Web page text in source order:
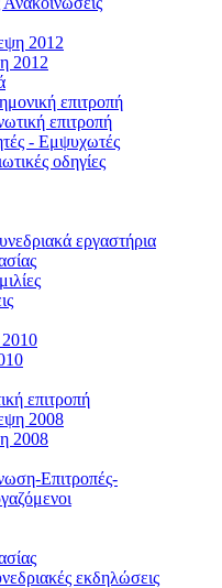
2012
2012
επιτροπή
επιτροπή
- Εμψυχωτές
οδηγίες
εργαστήρια
2010
επιτροπή
2008
2008
Επιτροπές-
εκδηλώσεις